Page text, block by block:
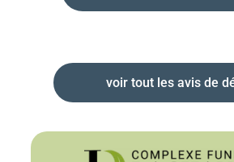
voir tout les avis de